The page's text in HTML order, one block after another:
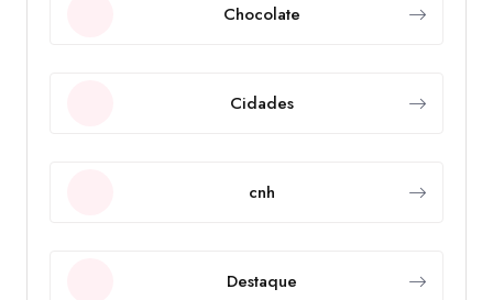
Chocolate
Cidades
cnh
Destaque